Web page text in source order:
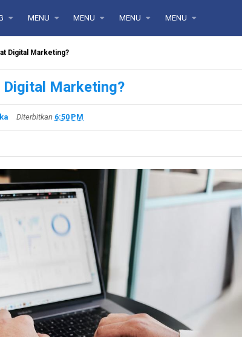
MENU MENU MENU MENU
Digital Marketing?
Marketing?
Diterbitkan 6:50 PM